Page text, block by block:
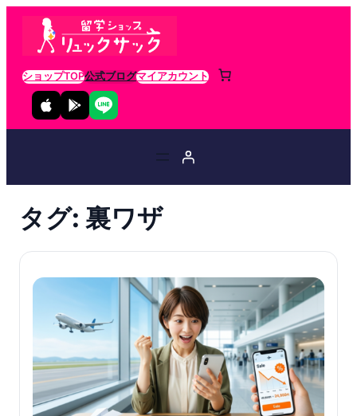
ショップTOP公式ブログマイアカウント
タグ: 裏ワザ